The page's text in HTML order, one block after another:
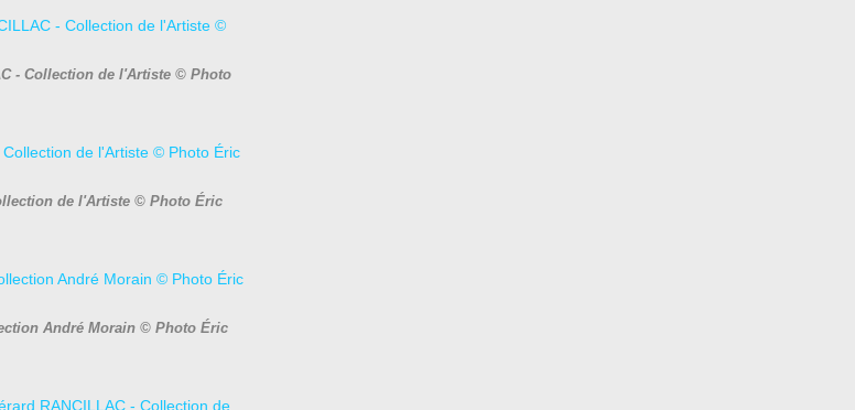
- Collection de l'Artiste © Photo
de l'Artiste © Photo Éric
André Morain © Photo Éric